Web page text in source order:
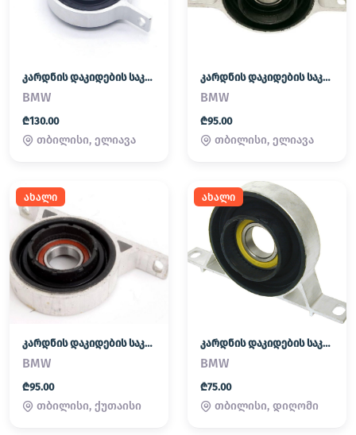
კარდნის დაკიდების საკისარი (პადვესნოი)
BMW
₾130.00
თბილისი, ელიავა
კარდნის დაკიდების საკისარი (პადვესნოი)
BMW
₾95.00
თბილისი, ელიავა
ახალი
კარდნის დაკიდების საკისარი (პადვესნოი)
BMW
₾95.00
თბილისი, ქუთაისი
ახალი
კარდნის დაკიდების საკისარი (პადვესნოი)
BMW
₾75.00
თბილისი, დიღომი